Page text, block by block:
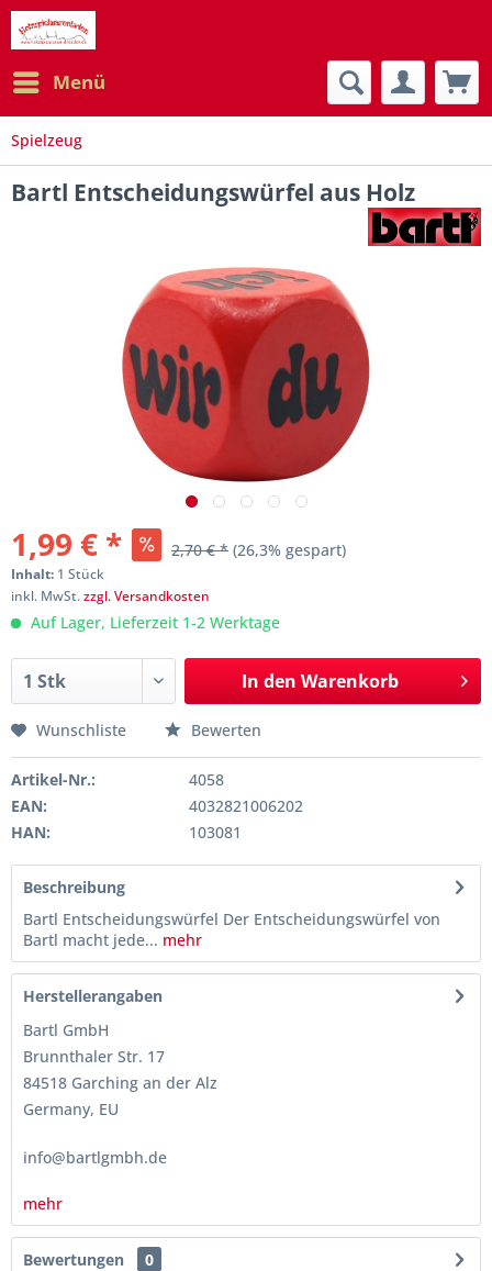
Menü
Spielzeug
Bartl Entscheidungswürfel aus Holz
1,99 € * 2,70 € * (26,3% gespart)
Inhalt: 1 Stück
inkl. MwSt.zzgl. Versandkosten
Auf Lager, Lieferzeit 1-2 Werktage
In den Warenkorb
Wunschliste Bewerten
Artikel-Nr.:
4058
EAN:
4032821006202
HAN:
103081
Beschreibung
Bartl Entscheidungswürfel Der Entscheidungswürfel von
Bartl macht jede... mehr
Herstellerangaben
Bartl GmbH
Brunnthaler Str. 17
84518 Garching an der Alz
Germany, EU
info@bartlgmbh.de
mehr
Bewertungen
0